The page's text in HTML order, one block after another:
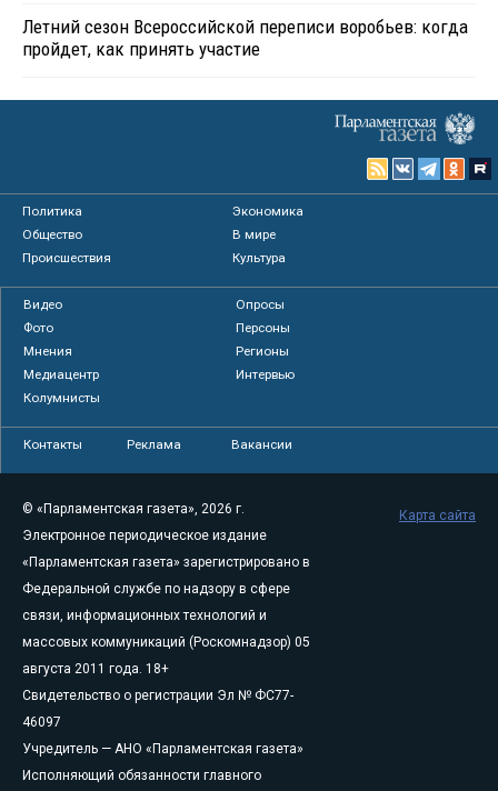
Летний сезон Всероссийской переписи воробьев: когда
пройдет, как принять участие
Политика
Экономика
Общество
В мире
Происшествия
Культура
Видео
Опросы
Фото
Персоны
Мнения
Регионы
Медиацентр
Интервью
Колумнисты
Контакты Реклама Вакансии
© «Парламентская газета», 2026 г.
Электронное периодическое издание
«Парламентская газета» зарегистрировано в
Федеральной службе по надзору в сфере
связи, информационных технологий и
массовых коммуникаций (Роскомнадзор) 05
августа 2011 года. 18+
Свидетельство о регистрации Эл № ФС77-
46097
Учредитель — АНО «Парламентская газета»
Исполняющий обязанности главного
Карта сайта